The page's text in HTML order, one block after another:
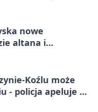
nowe
altana i
Koźlu może
- policja apeluje o